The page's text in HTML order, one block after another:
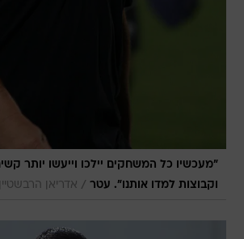
"מעכשיו כל המשחקים יילכו וייעשו יותר
וקבוצות למדו אותנו". עטר / אדריאן הרבשטיין